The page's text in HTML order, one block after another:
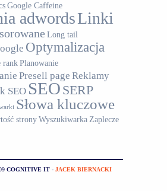
Google Caffeine
adwordsLinki
Long tail
Optymalizacja
rankPlanowanie
Presell page Reklamy
SEO SEO SERP
Słowa kluczowe
stronyWyszukiwarka Zaplecze
COGNITIVE IT - JACEK BIERNACKI